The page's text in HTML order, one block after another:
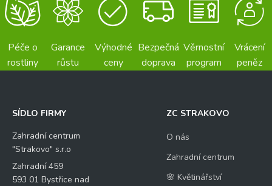
Péče o
rostliny
Garance
růstu
Výhodné
ceny
Bezpečná
doprava
Věrnostní
program
Vrácení
peněz
SÍDLO FIRMY
Zahradní centrum
"Strakovo" s.r.o
Zahradní 459
593 01 Bystřice nad
ZC STRAKOVO
O nás
Zahradní centrum
🌸 Květinářství